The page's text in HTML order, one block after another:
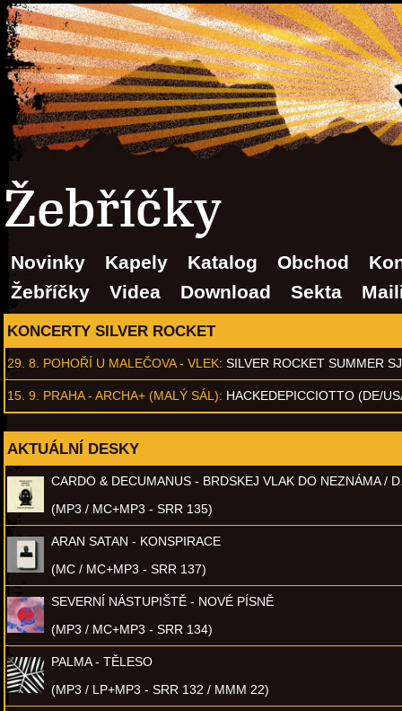
Žebříčky
Novinky Kapely Katalog Obchod
Žebříčky
Videa Download Sekta
KONCERTY SILVER ROCKET
29. 8. POHOŘÍ U MALEČOVA - VLEK: SILVER ROCKET SUMMER
15. 9. PRAHA - ARCHA+ (MALÝ SÁL): HACKEDEPICCIOTTO (DE/
AKTUÁLNÍ DESKY
CARDO & DECUMANUS - BRDSKEJ VLAK DO NEZNÁMA /
(MP3 / MC+MP3 - SRR 135)
ARAN SATAN - KONSPIRACE
(MC / MC+MP3 - SRR 137)
SEVERNÍ NÁSTUPIŠTĚ - NOVÉ PÍSNĚ
(MP3 / MC+MP3 - SRR 134)
PALMA - TĚLESO
(MP3 / LP+MP3 - SRR 132 / MMM 22)